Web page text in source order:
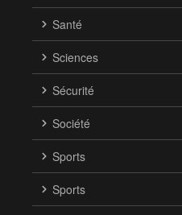
Santé
Sciences
Sécurité
Société
Sports
Sports